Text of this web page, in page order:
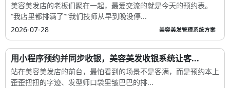
美容美发店的老板们聚在一起，最爱交流的就是今天的预约表。
“我店里都排满了”“我们技师从早到晚没停...
2026-07-28
美容美发管理系统方案
用小程序预约并同步收银，美容美发收银系统让客...
站在美容美发店的前台，最怕看到的场景不是客满，而是预约本上
歪歪扭扭的字迹、发型师口袋里皱巴巴的排...